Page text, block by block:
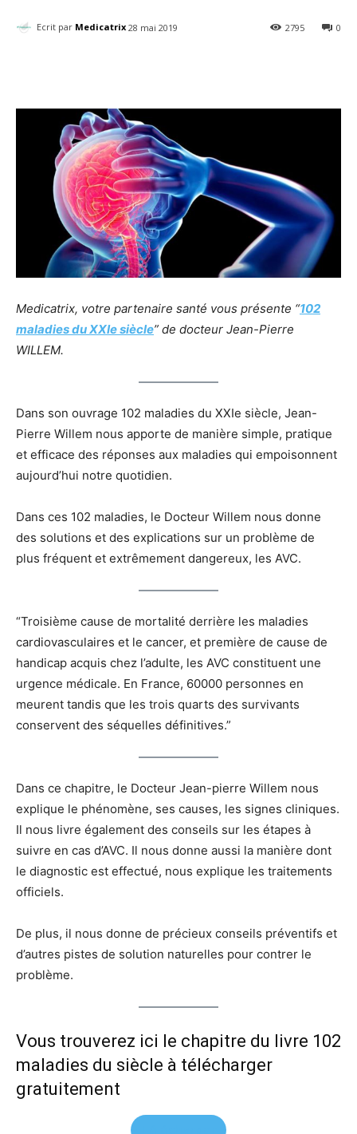
Ecrit par Medicatrix 28 mai 2019 0
2795
Medicatrix, votre partenaire santé vous présente “102
maladies du XXIe siècle” de docteur Jean-Pierre
WILLEM.
Dans son ouvrage 102 maladies du XXIe siècle, Jean-
Pierre Willem nous apporte de manière simple, pratique
et efficace des réponses aux maladies qui empoisonnent
aujourd’hui notre quotidien.
Dans ces 102 maladies, le Docteur Willem nous donne
des solutions et des explications sur un problème de
plus fréquent et extrêmement dangereux, les AVC.
“Troisième cause de mortalité derrière les maladies
cardiovasculaires et le cancer, et première de cause de
handicap acquis chez l’adulte, les AVC constituent une
urgence médicale. En France, 60000 personnes en
meurent tandis que les trois quarts des survivants
conservent des séquelles définitives.”
Dans ce chapitre, le Docteur Jean-pierre Willem nous
explique le phénomène, ses causes, les signes cliniques.
Il nous livre également des conseils sur les étapes à
suivre en cas d’AVC. Il nous donne aussi la manière dont
le diagnostic est effectué, nous explique les traitements
officiels.
De plus, il nous donne de précieux conseils préventifs et
d’autres pistes de solution naturelles pour contrer le
problème.
Vous trouverez ici le chapitre du livre 102
maladies du siècle à télécharger
gratuitement